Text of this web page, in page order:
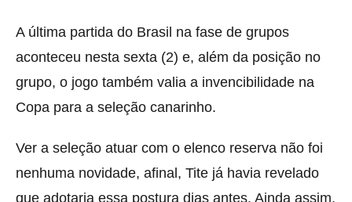
A última partida do Brasil na fase de grupos
aconteceu nesta sexta (2) e, além da posição no
grupo, o jogo também valia a invencibilidade na
Copa para a seleção canarinho.
Ver a seleção atuar com o elenco reserva não foi
nenhuma novidade, afinal, Tite já havia revelado
que adotaria essa postura dias antes. Ainda assim,